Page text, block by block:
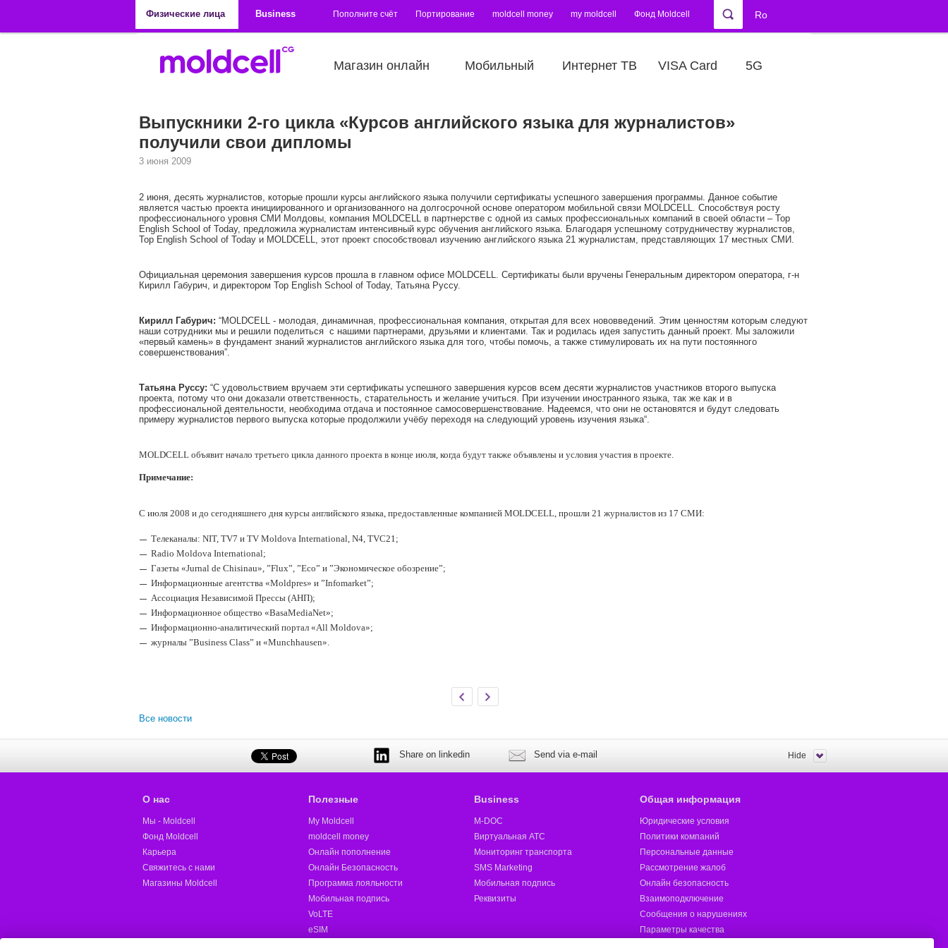
Физические лица
Business Пополните счёт Портирование moldcell money my moldcell Фонд Moldcell Ro
Магазин онлайн Мобильный Интернет ТВ VISA Card 5G
Выпускники 2-го цикла «Курсов английского языка для журналистов»
получили свои дипломы
3 июня 2009
2 июня, десять журналистов, которые прошли курсы английского языка получили сертификаты успешного завершения программы. Данное событие
является частью проекта инициированного и организованного на долгосрочной основе оператором мобильной связи MOLDCELL. Способствуя росту
профессионального уровня СМИ Молдовы, компания MOLDCELL в партнерстве с одной из самых профессиональных компаний в своей области – Top
English School of Today, предложила журналистам интенсивный курс обучения английского языка. Благодаря успешному сотрудничеству журналистов,
Top English School of Today и MOLDCELL, этот проект способствовал изучению английского языка 21 журналистам, представляющих 17 местных СМИ.
Официальная церемония завершения курсов прошла в главном офисе MOLDCELL. Сертификаты были вручены Генеральным директором оператора, г-н
Кирилл Габурич, и директором Top English School of Today, Татьяна Руссу.
Кирилл Габурич: “MOLDCELL - молодая, динамичная, профессиональная компания, открытая для всех нововведений. Этим ценностям которым следуют
наши сотрудники мы и решили поделиться с нашими партнерами, друзьями и клиентами. Так и родилась идея запустить данный проект. Мы заложили
«первый камень» в фундамент знаний журналистов английского языка для того, чтобы помочь, а также стимулировать их на пути постоянного
совершенствования”.
Татьяна Руссу: “С удовольствием вручаем эти сертификаты успешного завершения курсов всем десяти журналистов участников второго выпуска
проекта, потому что они доказали ответственность, старательность и желание учиться. При изучении иностранного языка, так же как и в
профессиональной деятельности, необходима отдача и постоянное самосовершенствование. Надеемся, что они не остановятся и будут следовать
примеру журналистов первого выпуска которые продолжили учёбу переходя на следующий уровень изучения языка“.
MOLDCELL объявит начало третьего цикла данного проекта в конце июля, когда будут также объявлены и условия участия в проекте.
Примечание:
С июля 2008 и до сегодняшнего дня курсы английского языка, предоставленные компанией MOLDCELL, прошли 21 журналистов из 17 СМИ:
Телеканалы: NIT, TV7 и TV Moldova International, N4, TVC21;
Radio Moldova International;
Газеты «Jurnal de Chisinau», ”Flux”, ”Eco” и ”Экономическое обозрение”;
Информационные агентства «Moldpres» и ”Infomarket”;
Ассоциация Независимой Прессы (АНП);
Информационное общество «BasaMediaNet»;
Информационно-аналитический портал «All Moldova»;
журналы ”Business Class” и «Munchhausen».
Все новости
Share on linkedin Send via e-mail Hide
О нас
Мы - Moldcell
Фонд Moldcell
Карьера
Свяжитесь с нами
Магазины Moldcell
Полезные
My Moldcell
moldcell money
Онлайн пополнение
Онлайн Безопасность
Программа лояльности
Мобильная подпись
VoLTE
eSIM
Business
M-DOC
Виртуальная АТС
Мониторинг транспорта
SMS Marketing
Мобильная подпись
Реквизиты
Общая информация
Юридические условия
Политики компаний
Персональные данные
Рассмотрение жалоб
Онлайн безопасность
Взаимоподключение
Сообщения о нарушениях
Параметры качества